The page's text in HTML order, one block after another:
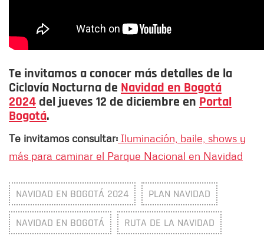
Te invitamos a conocer más detalles de la
Ciclovía Nocturna de Navidad en Bogotá
2024 del jueves 12 de diciembre en Portal
Bogotá.
Te invitamos consultar: Iluminación, baile, shows y
más para caminar el Parque Nacional en Navidad
NAVIDAD EN BOGOTÁ 2024 PLAN NAVIDAD
NAVIDAD EN BOGOTÁ RUTA DE LA NAVIDAD